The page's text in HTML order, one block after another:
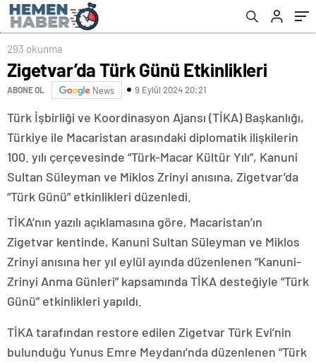
293 okunma
Zigetvar’da Türk Günü Etkinlikleri
ABONE OL News 9 Eylül 2024 20:21
Türk İşbirliği ve Koordinasyon Ajansı (TİKA) Başkanlığı,
Türkiye ile Macaristan arasındaki diplomatik ilişkilerin
100. yılı çerçevesinde “Türk-Macar Kültür Yılı”, Kanuni
Sultan Süleyman ve Miklos Zrinyi anısına, Zigetvar’da
“Türk Günü” etkinlikleri düzenledi.
TİKA’nın yazılı açıklamasına göre, Macaristan’ın
Zigetvar kentinde, Kanuni Sultan Süleyman ve Miklos
Zrinyi anısına her yıl eylül ayında düzenlenen “Kanuni-
Zrinyi Anma Günleri” kapsamında TİKA desteğiyle “Türk
Günü” etkinlikleri yapıldı.
TİKA tarafından restore edilen Zigetvar Türk Evi’nin
bulunduğu Yunus Emre Meydanı’nda düzenlenen “Türk